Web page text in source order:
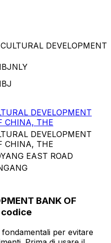
DEVELOPMENT
DEVELOPMENT
CHINA, THE
DEVELOPMENT
CHINA, THE
EAST ROAD
BANK OF
codice
per evitare